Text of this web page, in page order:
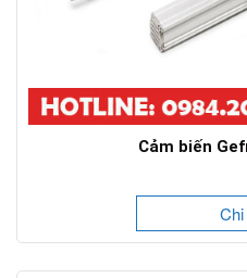
Cảm biến